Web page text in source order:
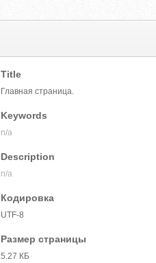
Title
Главная страница.
Keywords
n/a
Description
n/a
Кодировка
UTF-8
Размер страницы
5.27 КБ